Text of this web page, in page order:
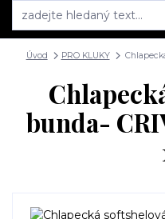
Úvod PRO KLUKY
bunda-